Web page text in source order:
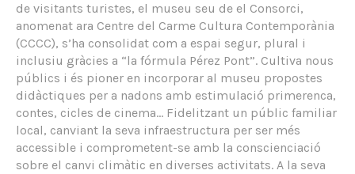
de visitants turistes, el museu seu de el Consorci,
anomenat ara Centre del Carme Cultura Contemporània
(CCCC), s’ha consolidat com a espai segur, plural i
inclusiu gràcies a “la fórmula Pérez Pont”. Cultiva nous
públics i és pioner en incorporar al museu propostes
didàctiques per a nadons amb estimulació primerenca,
contes, cicles de cinema… Fidelitzant un públic familiar
local, canviant la seva infraestructura per ser més
accessible i comprometent-se amb la conscienciació
sobre el canvi climàtic en diverses activitats. A la seva